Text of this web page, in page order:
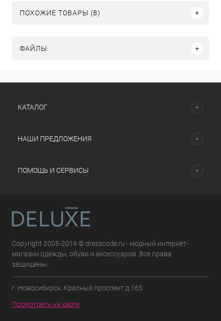
ПОХОЖИЕ ТОВАРЫ (8)
ФАЙЛЫ
КАТАЛОГ
НАШИ ПРЕДЛОЖЕНИЯ
ПОМОЩЬ И СЕРВИСЫ
Copyright 2005-2019 © dresscode.ru - модный интернет-
магазин одежды, обуви и аксессуаров. Все права
защищены.
г. Новосибирск. Красный проспект д.165
Посмотреть на карте